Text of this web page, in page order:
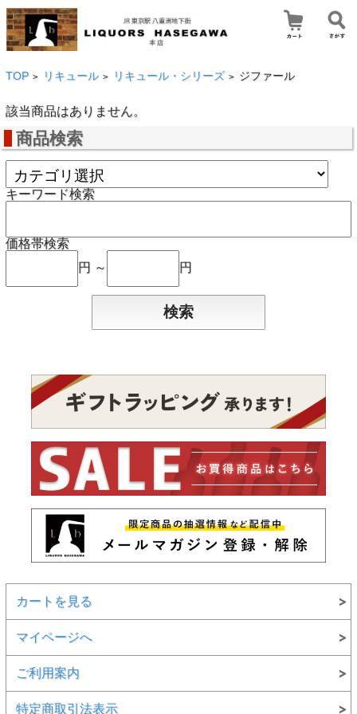
TOP > リキュール > リキュール・シリーズ > ジファール
該当商品はありません。
商品検索
キーワード検索
価格帯検索
円 ～
円
カートを見る
マイページへ
ご利用案内
特定商取引法表示